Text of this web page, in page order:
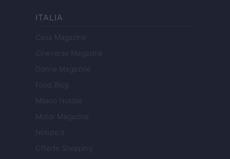
ITALIA
Casa Magazine
Cineverse Magazine
Donne Magazine
Food Blog
Milano Notizie
Motor Magazine
Notizie.it
Offerte Shopping